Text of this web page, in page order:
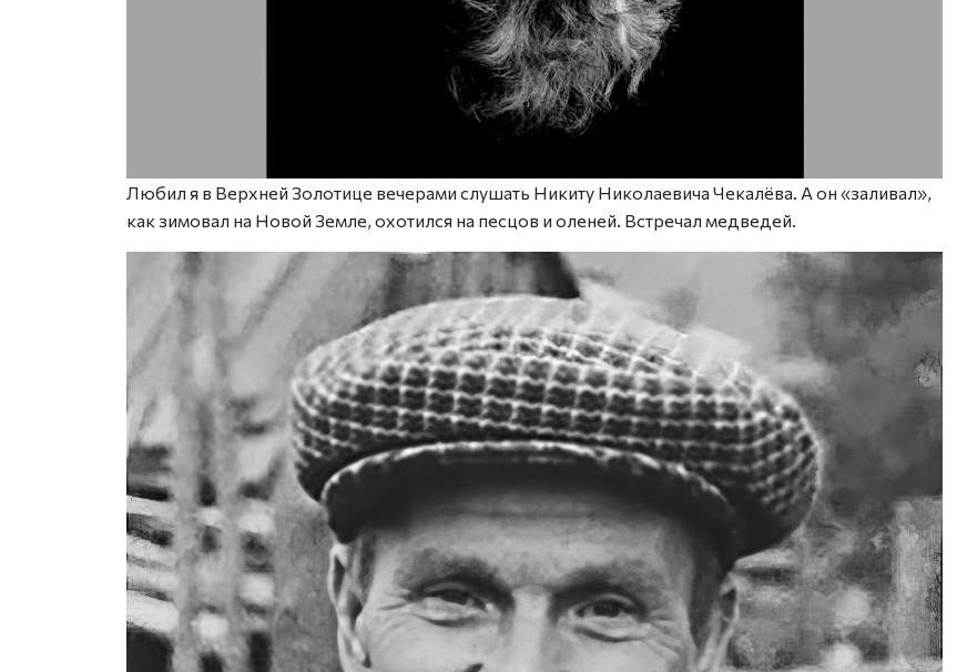
Любил я в Верхней Золотице вечерами слушать Никиту Николаевича Чекалёва. А он «заливал»,
как зимовал на Новой Земле, охотился на песцов и оленей. Встречал медведей.